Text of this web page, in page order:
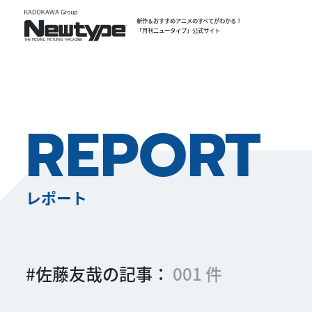
新作＆おすすめアニメのすべてがわかる！
「月刊ニュータイプ」公式サイト
REPORT
レポート
#佐藤友哉の記事： 001 件